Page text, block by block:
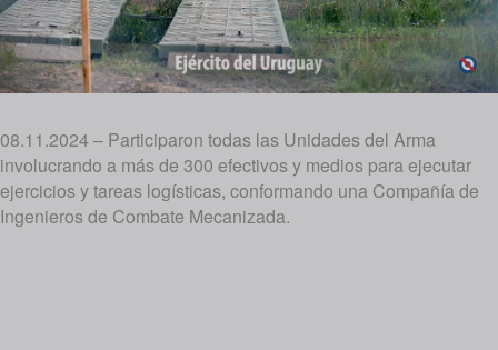
08.11.2024 – Participaron todas las Unidades del Arma
involucrando a más de 300 efectivos y medios para ejecutar
ejercicios y tareas logísticas, conformando una Compañía de
Ingenieros de Combate Mecanizada.